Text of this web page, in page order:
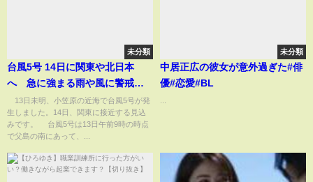
未分類
台風5号 14日に関東や北日本
へ 急に強まる雨や風に警戒
(2025年7月13日)
13日未明、小笠原の近海で台風5号が発
生しました。14日、関東に接近する見込
みです。 台風5号は13日午前9時の時点
で父島の南にあって、...
未分類
中居正広の彼女が意外過ぎた#俳
優#恋愛#BL